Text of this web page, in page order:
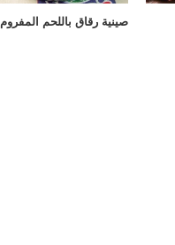
صينية رقاق باللحم المفروم